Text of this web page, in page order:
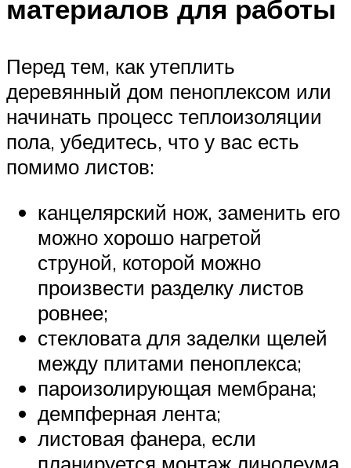
материалов для работы
Перед тем, как утеплить
деревянный дом пеноплексом или
начинать процесс теплоизоляции
пола, убедитесь, что у вас есть
помимо листов:
канцелярский нож, заменить его
можно хорошо нагретой
струной, которой можно
произвести разделку листов
ровнее;
стекловата для заделки щелей
между плитами пеноплекса;
пароизолирующая мембрана;
демпферная лента;
листовая фанера, если